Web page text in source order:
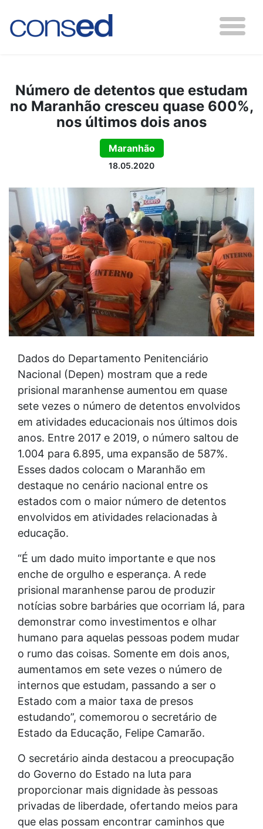
Número de detentos que estudam
no Maranhão cresceu quase 600%,
nos últimos dois anos
Maranhão
18.05.2020
Dados do Departamento Penitenciário
Nacional (Depen) mostram que a rede
prisional maranhense aumentou em quase
sete vezes o número de detentos envolvidos
em atividades educacionais nos últimos dois
anos. Entre 2017 e 2019, o número saltou de
1.004 para 6.895, uma expansão de 587%.
Esses dados colocam o Maranhão em
destaque no cenário nacional entre os
estados com o maior número de detentos
envolvidos em atividades relacionadas à
educação.
“É um dado muito importante e que nos
enche de orgulho e esperança. A rede
prisional maranhense parou de produzir
notícias sobre barbáries que ocorriam lá, para
demonstrar como investimentos e olhar
humano para aquelas pessoas podem mudar
o rumo das coisas. Somente em dois anos,
aumentamos em sete vezes o número de
internos que estudam, passando a ser o
Estado com a maior taxa de presos
estudando”, comemorou o secretário de
Estado da Educação, Felipe Camarão.
O secretário ainda destacou a preocupação
do Governo do Estado na luta para
proporcionar mais dignidade às pessoas
privadas de liberdade, ofertando meios para
que elas possam encontrar caminhos que